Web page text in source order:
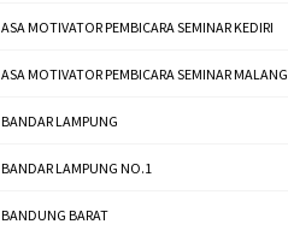
ASA MOTIVATOR PEMBICARA SEMINAR KEDIRI
ASA MOTIVATOR PEMBICARA SEMINAR MALANG
BANDAR LAMPUNG
BANDAR LAMPUNG NO.1
BANDUNG BARAT